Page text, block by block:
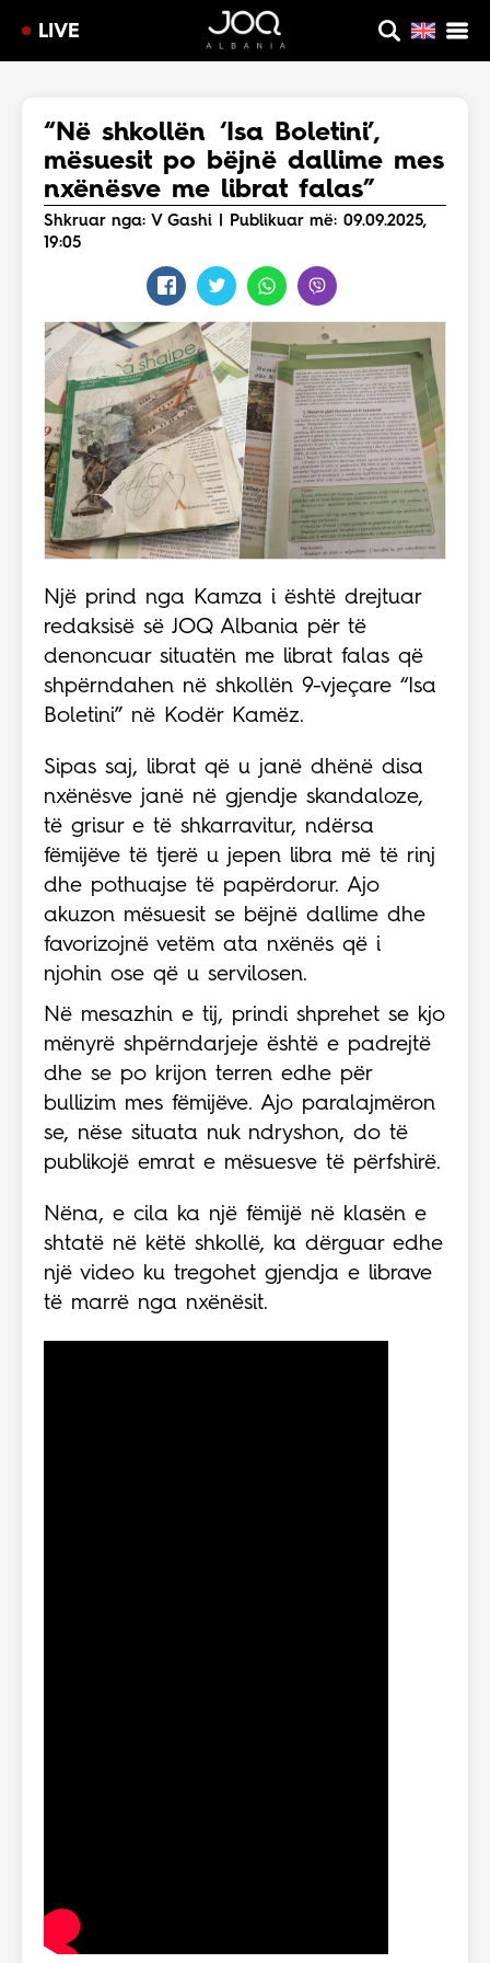
LIVE
“Në shkollën ‘Isa Boletini’,
mësuesit po bëjnë dallime mes
nxënësve me librat falas”
Shkruar nga: V Gashi | Publikuar më: 09.09.2025,
19:05
Një prind nga Kamza i është drejtuar
redaksisë së JOQ Albania për të
denoncuar situatën me librat falas që
shpërndahen në shkollën 9-vjeçare “Isa
Boletini” në Kodër Kamëz.
Sipas saj, librat që u janë dhënë disa
nxënësve janë në gjendje skandaloze,
të grisur e të shkarravitur, ndërsa
fëmijëve të tjerë u jepen libra më të rinj
dhe pothuajse të papërdorur. Ajo
akuzon mësuesit se bëjnë dallime dhe
favorizojnë vetëm ata nxënës që i
njohin ose që u servilosen.
Në mesazhin e tij, prindi shprehet se kjo
mënyrë shpërndarjeje është e padrejtë
dhe se po krijon terren edhe për
bullizim mes fëmijëve. Ajo paralajmëron
se, nëse situata nuk ndryshon, do të
publikojë emrat e mësuesve të përfshirë.
Nëna, e cila ka një fëmijë në klasën e
shtatë në këtë shkollë, ka dërguar edhe
një video ku tregohet gjendja e librave
të marrë nga nxënësit.